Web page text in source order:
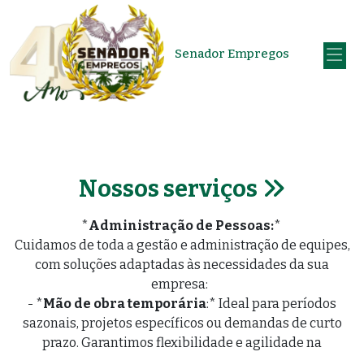
Senador Empregos
Nossos serviços
*Administração de Pessoas:*
Cuidamos de toda a gestão e administração de equipes,
com soluções adaptadas às necessidades da sua
empresa:
- *Mão de obra temporária:* Ideal para períodos
sazonais, projetos específicos ou demandas de curto
prazo. Garantimos flexibilidade e agilidade na